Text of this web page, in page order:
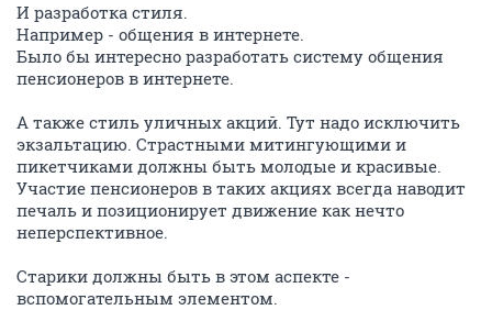
И разработка стиля.
Например - общения в интернете.
Было бы интересно разработать систему общения
пенсионеров в интернете.
А также стиль уличных акций. Тут надо исключить
экзальтацию. Страстными митингующими и
пикетчиками должны быть молодые и красивые.
Участие пенсионеров в таких акциях всегда наводит
печаль и позиционирует движение как нечто
неперспективное.
Старики должны быть в этом аспекте -
вспомогательным элементом.